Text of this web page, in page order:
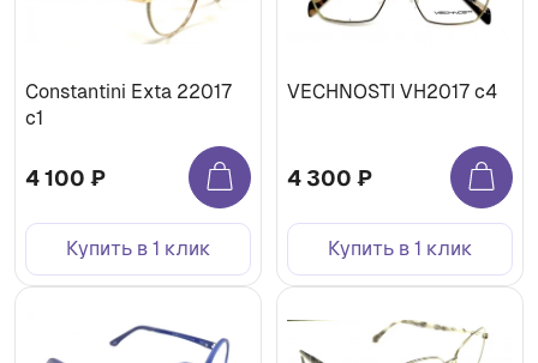
Constantini Exta 22017
с1
4 100 ₽
Купить в 1 клик
VECHNOSTI VH2017 c4
4 300 ₽
Купить в 1 клик